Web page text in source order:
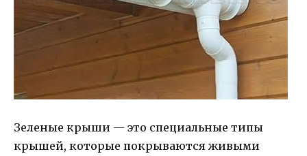
Зеленые крыши — это специальные типы
крышей, которые покрываются живыми